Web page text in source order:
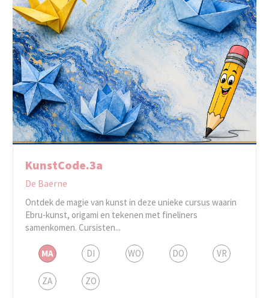
KunstCode.3a
De Baerne
Ontdek de magie van kunst in deze unieke cursus waarin
Ebru-kunst, origami en tekenen met fineliners
samenkomen. Cursisten...
MA DI WO DO VR
ZA ZO